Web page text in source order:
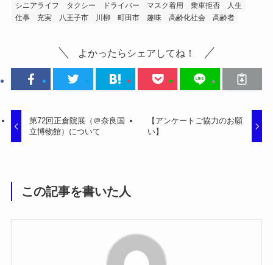
シニアライフ タクシー ドライバー マスク着用 乗車拒否
人生
仕事
充実 八王子市 川柳 町田市 趣味 高齢化社会 高齢者
よかったらシェアしてね！
第72回正倉院展（＠奈良国
立博物館）について
【アンケートご協力のお願
い】
この記事を書いた人